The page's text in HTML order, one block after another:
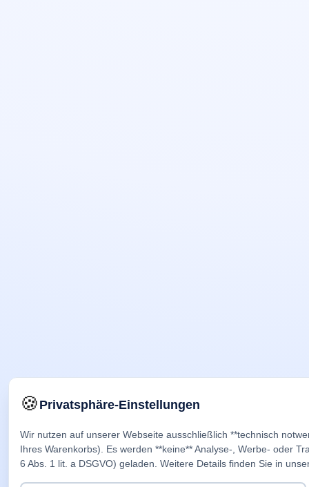
🍪Privatsphäre-Einstellungen
Wir nutzen auf unserer Webseite ausschließlich **technisch
Ihres Warenkorbs). Es werden **keine** Analyse-, Werbe- oder
6 Abs. 1 lit. a DSGVO) geladen. Weitere Details finden Sie in